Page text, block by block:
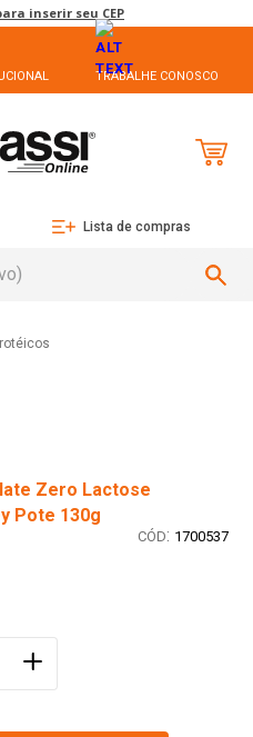
inserir seu CEP
TRABALHE CONOSCO
Lista de compras
Zero Lactose
Pote 130g
: 1700537
＋